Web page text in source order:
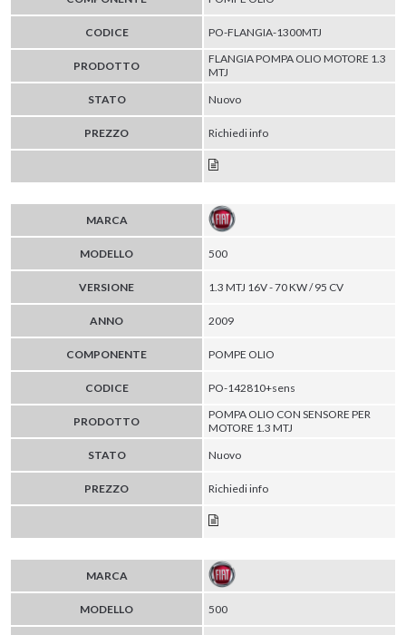
CODICE PO-FLANGIA-1300MTJ
PRODOTTO
FLANGIA POMPA OLIO MOTORE 1.3
MTJ
STATO
Nuovo
PREZZO Richiedi info
MARCA
MODELLO 500
VERSIONE 1.3 MTJ 16V - 70 KW / 95 CV
ANNO 2009
COMPONENTE POMPE OLIO
CODICE PO-142810+sens
PRODOTTO
POMPA OLIO CON SENSORE PER
MOTORE 1.3 MTJ
STATO
Nuovo
PREZZO Richiedi info
MARCA
MODELLO 500